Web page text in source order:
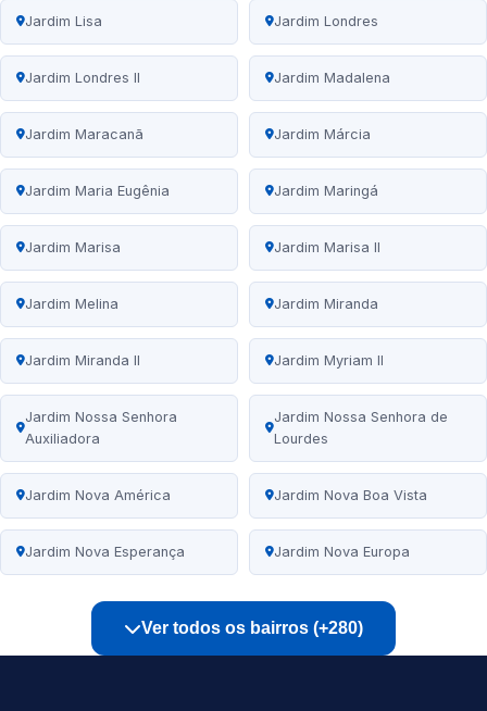
Jardim Lisa Jardim Londres
Jardim Londres II Jardim Madalena
Jardim Maracanã Jardim Márcia
Jardim Maria Eugênia Jardim Maringá
Jardim Marisa Jardim Marisa II
Jardim Melina Jardim Miranda
Jardim Miranda II Jardim Myriam II
Jardim Nossa Senhora
Auxiliadora
Jardim Nossa Senhora de
Lourdes
Jardim Nova América Jardim Nova Boa Vista
Jardim Nova Esperança Jardim Nova Europa
Ver todos os bairros (+280)